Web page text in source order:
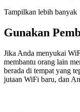
Tampilkan lebih banyak
Gunakan
Jika Anda menyukai
membantu orang lain
berada di tempat yang
jutaan WiFi baru, dan